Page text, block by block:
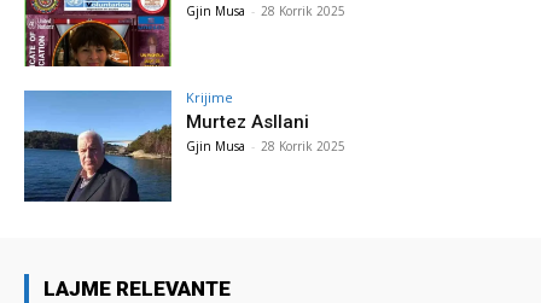
Gjin Musa - 28 Korrik 2025
Krijime
Murtez Asllani
Gjin Musa - 28 Korrik 2025
LAJME RELEVANTE